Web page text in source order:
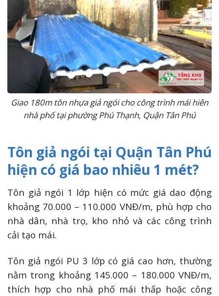
Giao 180m tôn nhựa giả ngói cho công trình mái hiên
nhà phố tại phường Phú Thạnh, Quận Tân Phú
Tôn giả ngói tại Quận Tân Phú
hiện có giá bao nhiêu 1 mét?
Tôn giả ngói 1 lớp hiện có mức giá dao động
khoảng 70.000 – 110.000 VNĐ/m, phù hợp cho
nhà dân, nhà trọ, kho nhỏ và các công trình
cải tạo mái.
Tôn giả ngói PU 3 lớp có giá cao hơn, thường
nằm trong khoảng 145.000 – 180.000 VNĐ/m,
thích hợp cho nhà phố mái thấp hoặc công